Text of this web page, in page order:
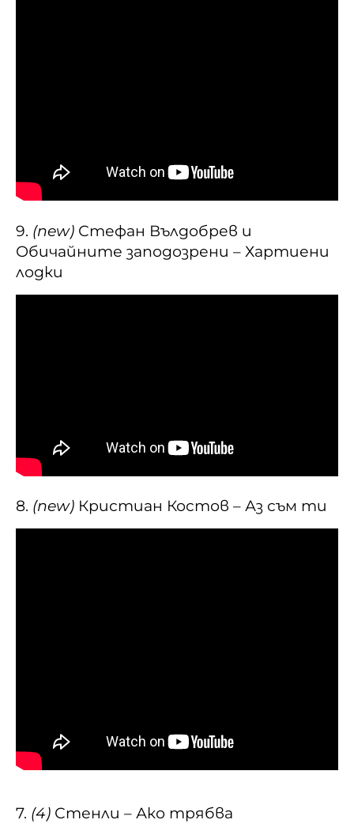
9. (new) Стефан Вълдобрев и
Обичайните заподозрени – Хартиени
лодки
8. (new) Кристиан Костов – Аз съм ти
7. (4) Стенли – Ако трябва